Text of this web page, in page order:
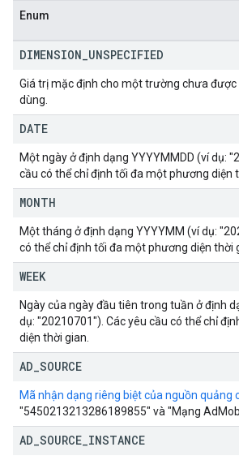
Enum
DIMENSION UNSPECIFIED
Giá trị mặc định cho một trường chưa
dùng.
DATE
Một ngày ở định dạng YYYYMMDD (ví dụ:
cầu có thể chỉ định tối đa một phương diện
MONTH
Một tháng ở định dạng YYYYMM (ví dụ:
có thể chỉ định tối đa một phương diện thời
WEEK
Ngày của ngày đầu tiên trong tuần ở định
dụ: "20210701"). Các yêu cầu có thể chỉ
diện thời gian.
AD SOURCE
Mã nhận dạng riêng biệt của nguồn quảng
"5450213213286189855" và "Mạng
AD SOURCE INSTANCE